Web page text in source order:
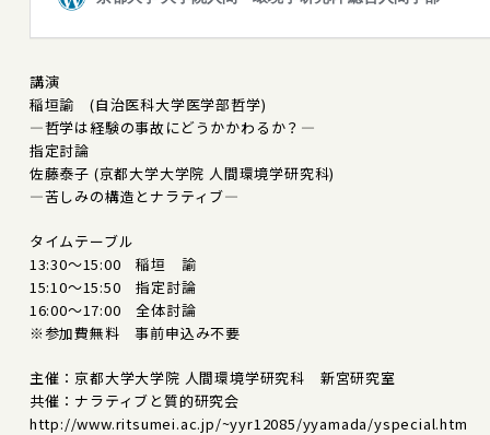
講演
稲垣諭 (自治医科大学医学部哲学)
―哲学は経験の事故にどうかかわるか？―
指定討論
佐藤泰子 (京都大学大学院 人間環境学研究科)
―苦しみの構造とナラティブ―
タイムテーブル
13:30～15:00 稲垣 諭
15:10～15:50 指定討論
16:00～17:00 全体討論
※参加費無料 事前申込み不要
主催：京都大学大学院 人間環境学研究科 新宮研究室
共催：ナラティブと質的研究会
http://www.ritsumei.ac.jp/~yyr12085/yyamada/yspecial.htm